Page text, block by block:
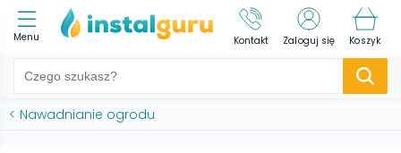
Menu Kontakt Zaloguj się Koszyk
< Nawadnianie ogrodu